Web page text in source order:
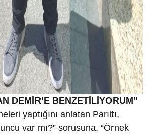
DEMİR’E BENZETİLİYORUM”
yaptığını anlatan Parıltı,
var mı?” sorusuna, “Örnek